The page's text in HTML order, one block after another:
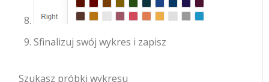
Sfinalizuj swój wykres i zapisz
Szukasz próbki wykresu